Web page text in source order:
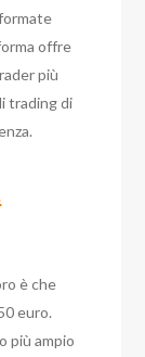
offre
più
trading di
è che
euro.
più ampio